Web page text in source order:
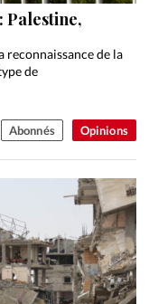
Opinions
Palestine,
reconnaissance de la
de
Abonnés